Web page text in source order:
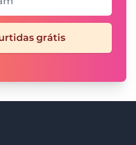
grátis